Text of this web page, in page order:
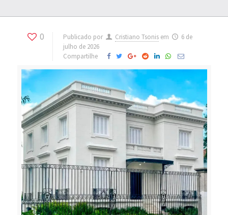
0 Publicado por Cristiano Tsonis em
6 de
julho de 2026
Compartilhe